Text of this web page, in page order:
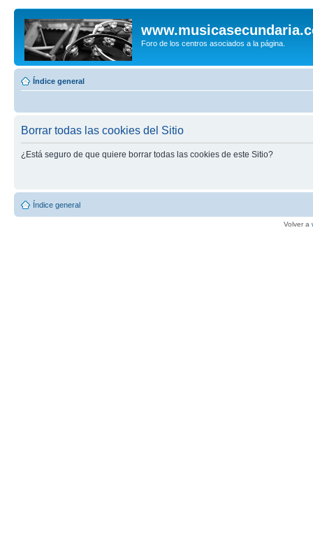
Foro de los centros asociados a la página.
Índice general
Borrar todas las cookies del Sitio
¿Está seguro de que quiere borrar todas las cookies de este Sitio?
Índice general
Volver a